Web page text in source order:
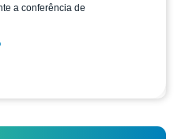
a conferência de